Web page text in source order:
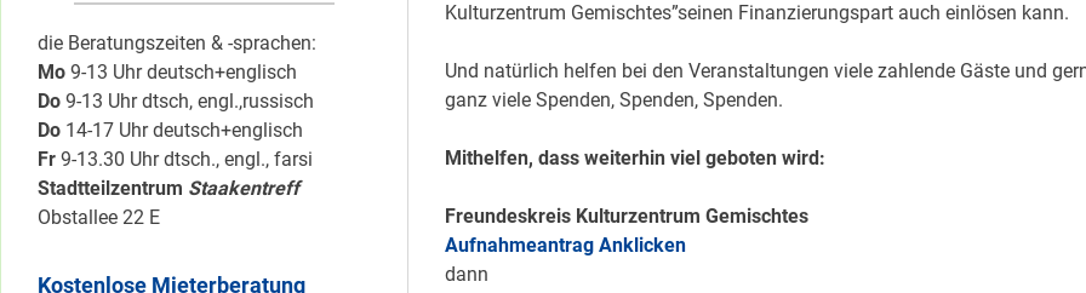
Kulturzentrum Gemischtes”seinen Finanzierungspart auch einlösen kann.
Und natürlich helfen bei den Veranstaltungen viele zahlende Gäste und
ganz viele Spenden, Spenden, Spenden.
Mithelfen, dass weiterhin viel geboten wird:
Freundeskreis Kulturzentrum Gemischtes
Aufnahmeantrag Anklicken
dann
die Beratungszeiten & -sprachen:
Mo 9-13 Uhr deutsch+englisch
Do 9-13 Uhr dtsch, engl.,russisch
Do 14-17 Uhr deutsch+englisch
Fr 9-13.30 Uhr dtsch., engl., farsi
Stadtteilzentrum Staakentreff
Obstallee 22 E
Kostenlose Mieterberatung